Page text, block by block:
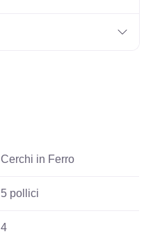
Cerchi in Ferro
5 pollici
4